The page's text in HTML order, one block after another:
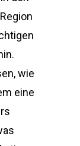
wie
eine